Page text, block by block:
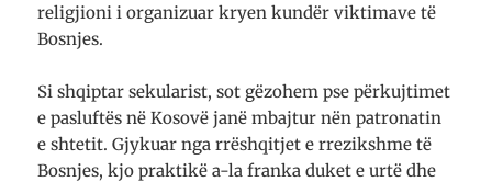
religjioni i organizuar kryen kundër viktimave të
Bosnjes.
Si shqiptar sekularist, sot gëzohem pse përkujtimet
e pasluftës në Kosovë janë mbajtur nën patronatin
e shtetit. Gjykuar nga rrëshqitjet e rrezikshme të
Bosnjes, kjo praktikë a-la franka duket e urtë dhe